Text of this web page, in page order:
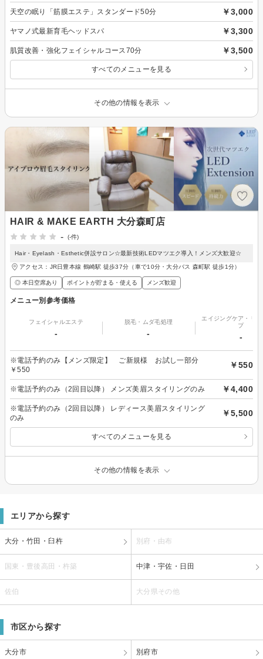
天空の眠り「筋膜エステ」スタンダード50分 ￥3,000
ヤマノ式最新育毛ヘッドスパ ￥3,300
肌質改善・強化フェイシャルコース70分 ￥3,500
すべてのメニューを見る
その他の情報を表示
HAIR & MAKE EARTH 大分森町店
-
(-件)
Hair・Eyelash・Esthetic併設サロン☆最新技術LEDマツエク導入！メンズ大歓迎☆
アクセス：JR日豊本線 鶴崎駅 徒歩37分（車で10分・大分バス 森町駅 徒歩1分）
◎ 本日空席あり ポイントが貯まる・使える メンズ歓迎
メニュー別参考価格
フェイシャルエステ
-
脱毛・ムダ毛処理
-
エイジングケア・リ
プ
-
※電話予約のみ【メンズ限定】 ご新規様 お試し一部分
￥550
￥550
※電話予約のみ（2回目以降） メンズ美眉スタイリングのみ ￥4,400
※電話予約のみ（2回目以降） レディース美眉スタイリング
のみ
￥5,500
すべてのメニューを見る
その他の情報を表示
エリアから探す
大分・竹田・臼杵 別府・由布
国東・豊後高田・杵築 中津・宇佐・日田
佐伯 大分県その他
市区から探す
大分市 別府市